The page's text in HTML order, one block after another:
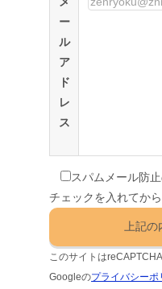
ー
ル
ア
ド
レ
ス
スパムメール防
チェックを入れてか
このサイトは
Googleのプライバシーポ